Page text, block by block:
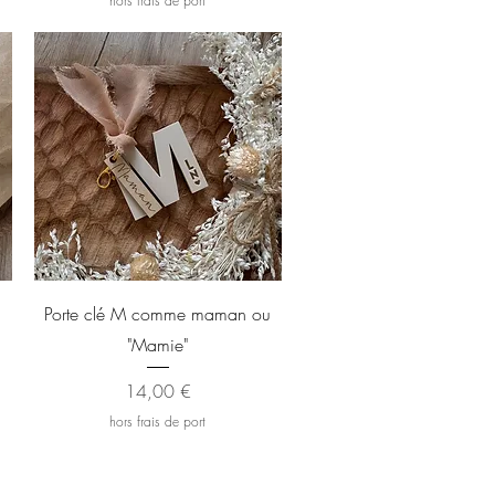
Aperçu rapide
Porte clé M comme maman ou
"Mamie"
Prix
14,00 €
hors frais de port